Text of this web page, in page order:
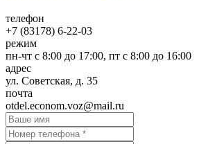
телефон
+7 (83178) 6-22-03
режим
пн-чт с 8:00 до 17:00, пт с 8:00 до 16:00
адрес
ул. Советская, д. 35
почта
otdel.eсonom.voz@mail.ru